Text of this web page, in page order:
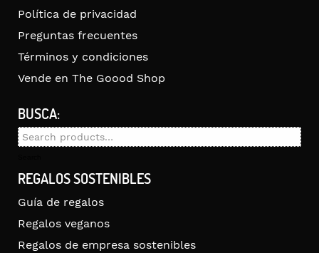
Política de privacidad
Preguntas frecuentes
Términos y condiciones
Vende en The Goood Shop
BUSCA:
Search
REGALOS SOSTENIBLES
Guía de regalos
Regalos veganos
Regalos de empresa sostenibles